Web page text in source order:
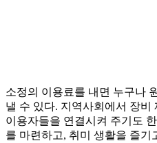
소정의 이용료를 내면 누구나
낼 수 있다. 지역사회에서 장비
이용자들을 연결시켜 주기도
를 마련하고, 취미 생활을 즐기